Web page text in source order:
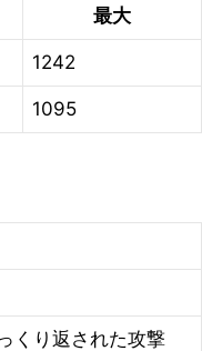
最大
1242
1095
くり返された攻撃